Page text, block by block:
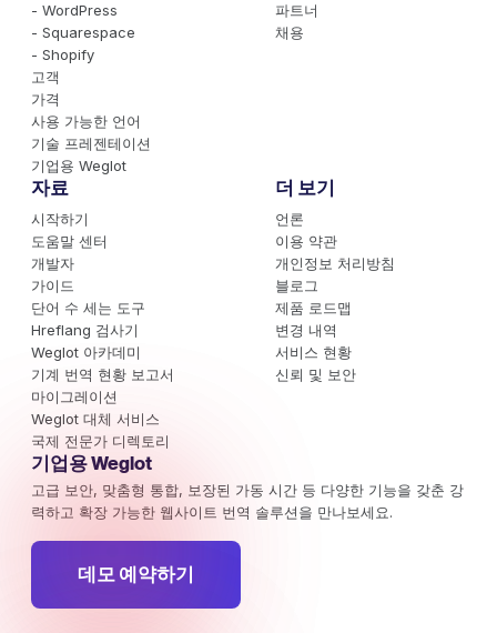
- WordPress
- Squarespace
- Shopify
고객
가격
사용 가능한 언어
기술 프레젠테이션
기업용 Weglot
파트너
채용
자료
시작하기
도움말 센터
개발자
가이드
단어 수 세는 도구
Hreflang 검사기
Weglot 아카데미
기계 번역 현황 보고서
마이그레이션
Weglot 대체 서비스
국제 전문가 디렉토리
더 보기
언론
이용 약관
개인정보 처리방침
블로그
제품 로드맵
변경 내역
서비스 현황
신뢰 및 보안
기업용 Weglot
고급 보안, 맞춤형 통합, 보장된 가동 시간 등 다양한 기능을 갖춘 강
력하고 확장 가능한 웹사이트 번역 솔루션을 만나보세요.
데모 예약하기